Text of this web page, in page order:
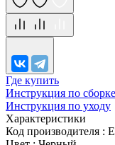
Где купить
Инструкция по сборке
Инструкция по уходу
Характеристики
Код производителя :